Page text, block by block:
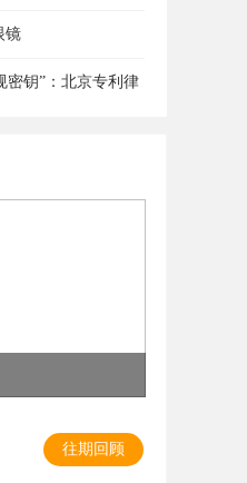
镜
密钥”：北京专利律
往期回顾